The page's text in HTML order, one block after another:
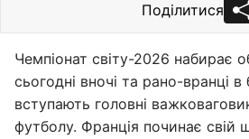
Поділитися
Чемпіонат світу-2026 набирає
сьогодні вночі та рано-вранці
вступають головні
футболу. Франція починає свій